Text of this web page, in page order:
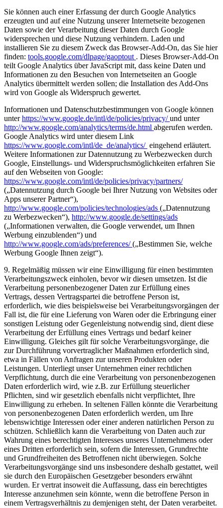
Sie können auch einer Erfassung der durch Google Analytics
erzeugten und auf eine Nutzung unserer Internetseite bezogenen
Daten sowie der Verarbeitung dieser Daten durch Google
widersprechen und diese Nutzung verhindern. Laden und
installieren Sie zu diesem Zweck das Browser-Add-On, das Sie hier
finden: tools.google.com/dlpage/gaoptout . Dieses Browser-Add-On
teilt Google Analytics über JavaScript mit, dass keine Daten und
Informationen zu den Besuchen von Internetseiten an Google
Analytics übermittelt werden sollen; die Installation des Add-Ons
wird von Google als Widerspruch gewertet.
Informationen und Datenschutzbestimmungen von Google können
unterhttps://www.google.de/intl/de/policies/privacy/und unter
http://www.google.com/analytics/terms/de.html abgerufen werden.
Google Analytics wird unter diesem Link
https://www.google.com/intl/de_de/analytics/ eingehend erläutert.
Weitere Informationen zur Datennutzung zu Werbezwecken durch
Google, Einstellungs- und Widerspruchsmöglichkeiten erfahren Sie
auf den Webseiten von Google:
https://www.google.com/intl/de/policies/privacy/partners/
(„Datennutzung durch Google bei Ihrer Nutzung von Websites oder
Apps unserer Partner“),
http://www.google.com/policies/technologies/ads („Datennutzung
zu Werbezwecken“), http://www.google.de/settings/ads
(„Informationen verwalten, die Google verwendet, um Ihnen
Werbung einzublenden“) und
http://www.google.com/ads/preferences/(„Bestimmen Sie, welche
Werbung Google Ihnen zeigt“).
9. Regelmäßig müssen wir eine Einwilligung für einen bestimmten
Verarbeitungszweck einholen, bevor wir diesen umsetzen. Ist die
Verarbeitung personenbezogener Daten zur Erfüllung eines
Vertrags, dessen Vertragspartei die betroffene Person ist,
erforderlich, wie dies beispielsweise bei Verarbeitungsvorgängen der
Fall ist, die für eine Lieferung von Waren oder die Erbringung einer
sonstigen Leistung oder Gegenleistung notwendig sind, dient diese
Verarbeitung der Erfüllung eines Vertrags und bedarf keiner
Einwilligung. Gleiches gilt für solche Verarbeitungsvorgänge, die
zur Durchführung vorvertraglicher Maßnahmen erforderlich sind,
etwa in Fällen von Anfragen zur unseren Produkten oder
Leistungen. Unterliegt unser Unternehmen einer rechtlichen
Verpflichtung, durch die eine Verarbeitung von personenbezogenen
Daten erforderlich wird, wie z.B. zur Erfüllung steuerlicher
Pflichten, sind wir gesetzlich ebenfalls nicht verpflichtet, Ihre
Einwilligung zu erheben. In seltenen Fällen könnte die Verarbeitung
von personenbezogenen Daten erforderlich werden, um Ihre
lebenswichtige Interessen oder einer anderen natürlichen Person zu
schützen. Schließlich kann die Verarbeitung von Daten auch zur
Wahrung eines berechtigten Interesses unseres Unternehmens oder
eines Dritten erforderlich sein, sofern die Interessen, Grundrechte
und Grundfreiheiten des Betroffenen nicht überwiegen. Solche
Verarbeitungsvorgänge sind uns insbesondere deshalb gestattet, weil
sie durch den Europäischen Gesetzgeber besonders erwähnt
wurden. Er vertrat insoweit die Auffassung, dass ein berechtigtes
Interesse anzunehmen sein könnte, wenn die betroffene Person in
einem Vertragsverhältnis zu demjenigen steht, der Daten verarbeitet.